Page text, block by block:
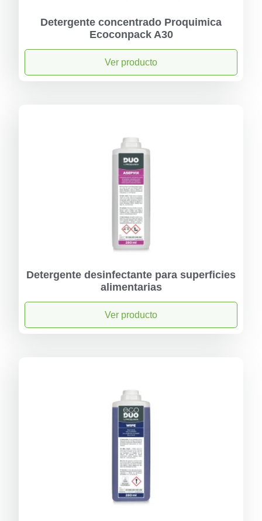
Detergente concentrado Proquimica
Ecoconpack A30
Ver producto
Detergente desinfectante para superficies
alimentarias
Ver producto